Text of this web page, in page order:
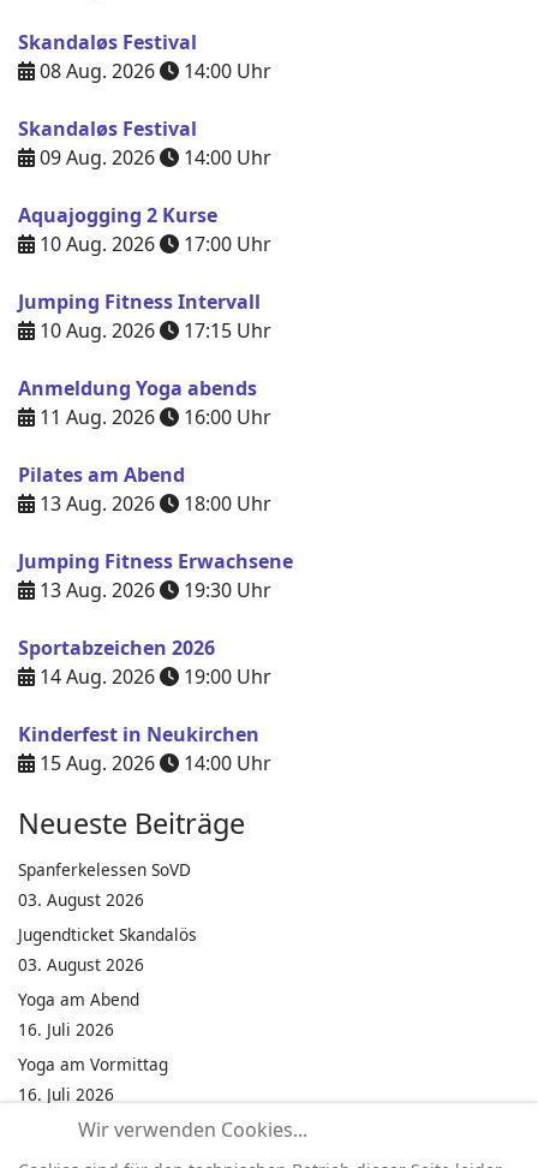
Skandaløs Festival
08 Aug. 2026
14:00 Uhr
Skandaløs Festival
09 Aug. 2026
14:00 Uhr
Aquajogging 2 Kurse
10 Aug. 2026
17:00 Uhr
Jumping Fitness Intervall
10 Aug. 2026
17:15 Uhr
Anmeldung Yoga abends
11 Aug. 2026
16:00 Uhr
Pilates am Abend
13 Aug. 2026
18:00 Uhr
Jumping Fitness Erwachsene
13 Aug. 2026
19:30 Uhr
Sportabzeichen 2026
14 Aug. 2026
19:00 Uhr
Kinderfest in Neukirchen
15 Aug. 2026
14:00 Uhr
Neueste Beiträge
Spanferkelessen SoVD
03. August 2026
Jugendticket Skandalös
03. August 2026
Yoga am Abend
16. Juli 2026
Yoga am Vormittag
16. Juli 2026
Pilates am Abend
16. Juli 2026
Wir verwenden Cookies...